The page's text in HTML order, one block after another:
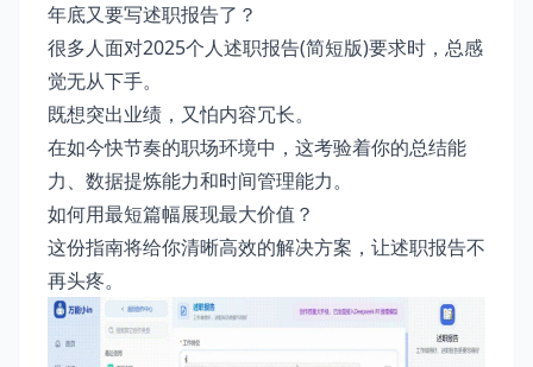
年底又要写述职报告了？
很多人面对2025个人述职报告(简短版)要求时，总感
觉无从下手。
既想突出业绩，又怕内容冗长。
在如今快节奏的职场环境中，这考验着你的总结能
力、数据提炼能力和时间管理能力。
如何用最短篇幅展现最大价值？
这份指南将给你清晰高效的解决方案，让述职报告不
再头疼。